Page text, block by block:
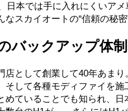
日本では手に入れにくいア
なスカイオートの“信頼の秘密
バックアップ体
店として創業して40年あま
そして各種モディファイを
めていることでも知られ、